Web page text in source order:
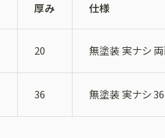
厚み 仕様
20 無塗装 実ナシ
36 無塗装 実ナシ